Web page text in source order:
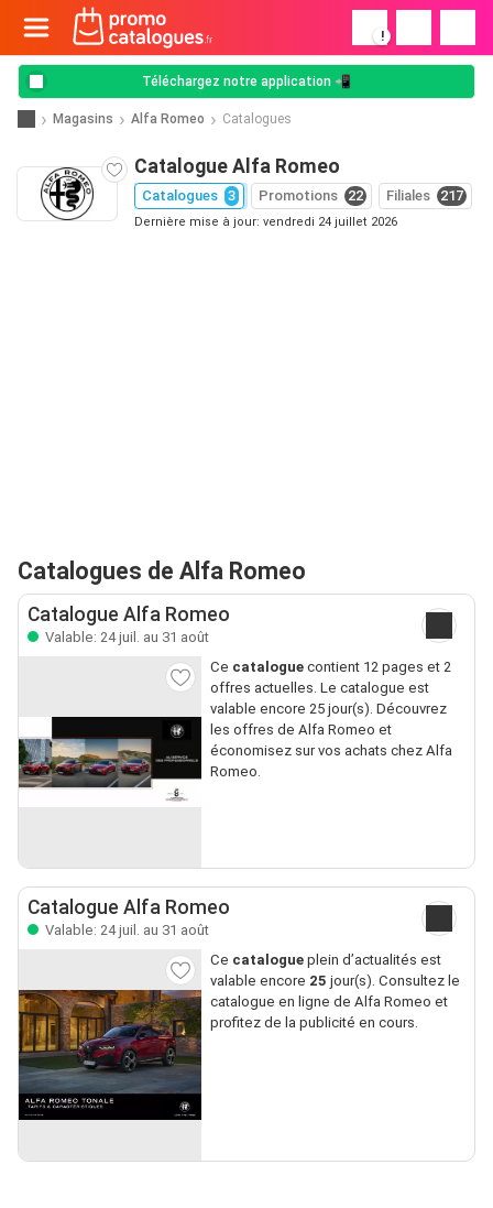
!
Téléchargez notre application 📲
Magasins Alfa Romeo Catalogues
Catalogue Alfa Romeo
Catalogues 3 Promotions 22 Filiales 217
Dernière mise à jour: vendredi 24 juillet 2026
Catalogues de Alfa Romeo
Catalogue Alfa Romeo
Valable: 24 juil. au 31 août
Ce cataloguecontient 12 pages et 2
offres actuelles. Le catalogue est
valable encore 25 jour(s). Découvrez
les offres de Alfa Romeo et
économisez sur vos achats chez Alfa
Romeo.
Catalogue Alfa Romeo
Valable: 24 juil. au 31 août
Ce catalogueplein d’actualités est
valable encore 25 jour(s). Consultez le
catalogue en ligne de Alfa Romeo et
profitez de la publicité en cours.